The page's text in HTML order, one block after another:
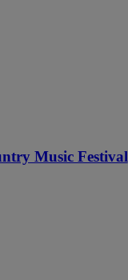
Music Festival